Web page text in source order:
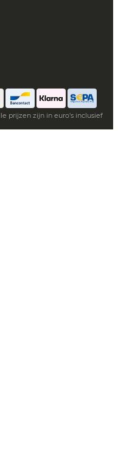
prijzen zijn in euro's inclusief